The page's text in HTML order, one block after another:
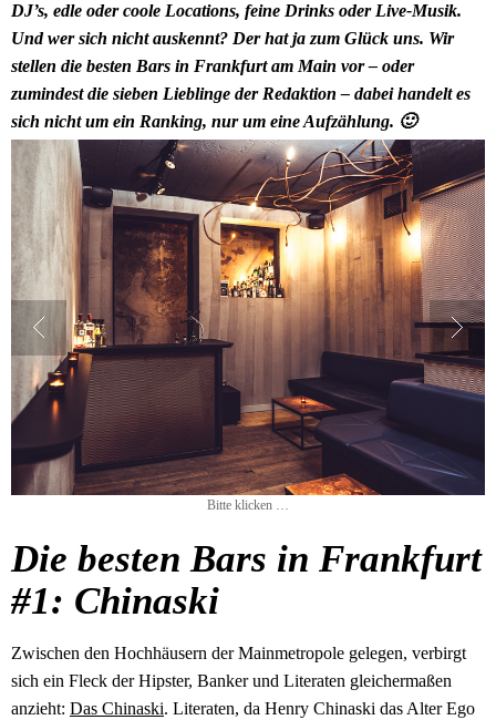
DJ’s, edle oder coole Locations, feine Drinks oder Live-Musik.
Und wer sich nicht auskennt? Der hat ja zum Glück uns. Wir
stellen die besten Bars in Frankfurt am Main vor – oder
zumindest die sieben Lieblinge der Redaktion – dabei handelt es
sich nicht um ein Ranking, nur um eine Aufzählung. 🙂
Bitte klicken …
Die besten Bars in Frankfurt
#1: Chinaski
Zwischen den Hochhäusern der Mainmetropole gelegen, verbirgt
sich ein Fleck der Hipster, Banker und Literaten gleichermaßen
anzieht: Das Chinaski. Literaten, da Henry Chinaski das Alter Ego